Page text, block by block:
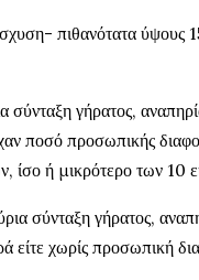
πιθανότατα
γήρατος,
ποσό προσωπικής
ίσο ή μικρότερο των 10
σύνταξη γήρατος,
είτε χωρίς προσωπική